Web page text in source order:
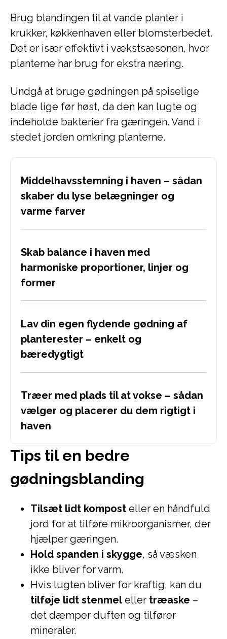
Brug blandingen til at vande planter i
krukker, køkkenhaven eller blomsterbedet.
Det er især effektivt i vækstsæsonen, hvor
planterne har brug for ekstra næring.
Undgå at bruge gødningen på spiselige
blade lige før høst, da den kan lugte og
indeholde bakterier fra gæringen. Vand i
stedet jorden omkring planterne.
Middelhavsstemning i haven – sådan
skaber du lyse belægninger og
varme farver
Skab balance i haven med
harmoniske proportioner, linjer og
former
Lav din egen flydende gødning af
planterester – enkelt og
bæredygtigt
Træer med plads til at vokse – sådan
vælger og placerer du dem rigtigt i
haven
Tips til en bedre
gødningsblanding
Tilsæt lidt kompost eller en håndfuld
jord for at tilføre mikroorganismer, der
hjælper gæringen.
Hold spanden i skygge, så væsken
ikke bliver for varm.
Hvis lugten bliver for kraftig, kan du
tilføje lidt stenmeleller træaske –
det dæmper duften og tilfører
mineraler.